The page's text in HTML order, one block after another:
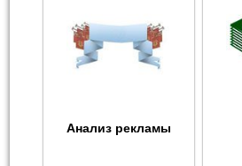
Анализ рекламы